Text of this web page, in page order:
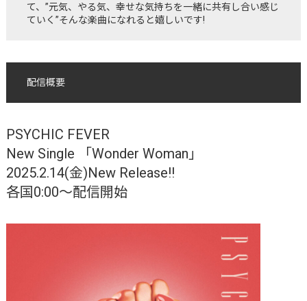
て、”元気、やる気、幸せな気持ちを一緒に共有し合い感じ
ていく”そんな楽曲になれると嬉しいです!
配信概要
PSYCHIC FEVER
New Single 「Wonder Woman」
2025.2.14(金)New Release!!
各国0:00〜配信開始